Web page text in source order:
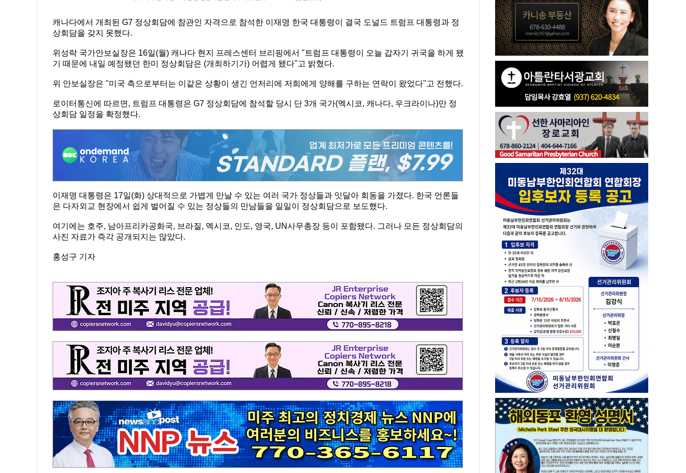
캐나다에서 개최된 G7 정상회담에 참관인 자격으로 참석한 이재명 한국 대통령이 결국 도널드 트럼프 대통령과 정
상회담을 갖지 못했다.
위성락 국가안보실장은 16일(월) 캐나다 현지 프레스센터 브리핑에서 "트럼프 대통령이 오늘 갑자기 귀국을 하게 됐
기 때문에 내일 예정됐던 한미 정상회담은 (개최하기가) 어렵게 됐다"고 밝혔다.
위 안보실장은 "미국 측으로부터는 이같은 상황이 생긴 언저리에 저희에게 양해를 구하는 연락이 왔었다"고 전했다.
로이터통신에 따르면, 트럼프 대통령은 G7 정상회담에 참석할 당시 단 3개 국가(멕시코, 캐나다, 우크라이나)만 정
상회담 일정을 확정했다.
이재명 대통령은 17일(화) 상대적으로 가볍게 만날 수 있는 여러 국가 정상들과 잇달아 회동을 가졌다. 한국 언론들
은 다자외교 현장에서 쉽게 벌어질 수 있는 정상들의 만남들을 일일이 정상회담으로 보도했다.
여기에는 호주, 남아프리카공화국, 브라질, 멕시코, 인도, 영국, UN사무총장 등이 포함됐다. 그러나 모든 정상회담의
사진 자료가 즉각 공개되지는 않았다.
홍성구 기자